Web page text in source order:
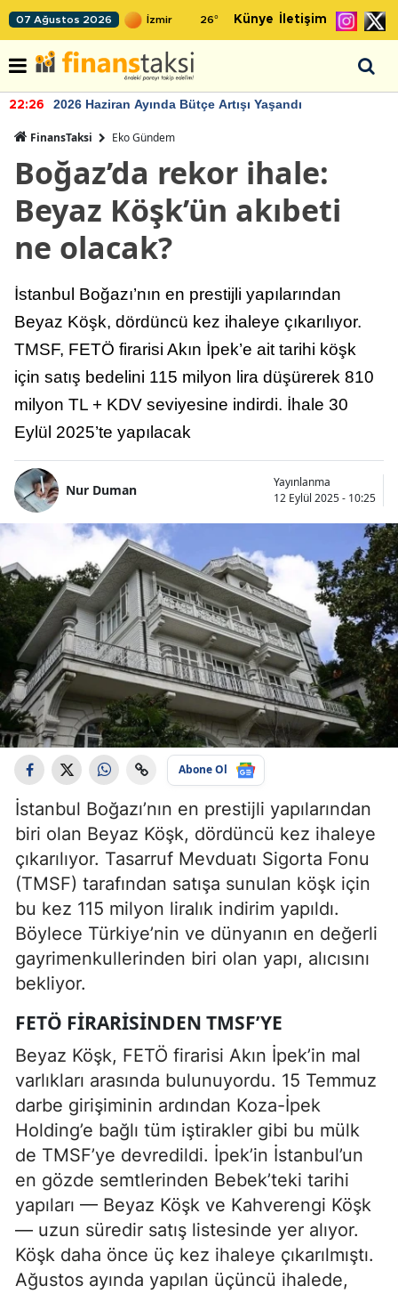
07 Ağustos 2026 26° Künye İletişim
22:26 2026 Haziran Ayında Bütçe Artışı Yaşandı
FinansTaksi Eko Gündem
Boğaz’da rekor ihale:
Beyaz Köşk’ün akıbeti
ne olacak?
İstanbul Boğazı’nın en prestijli yapılarından
Beyaz Köşk, dördüncü kez ihaleye çıkarılıyor.
TMSF, FETÖ firarisi Akın İpek’e ait tarihi köşk
için satış bedelini 115 milyon lira düşürerek 810
milyon TL + KDV seviyesine indirdi. İhale 30
Eylül 2025’te yapılacak
Nur Duman
Yayınlanma
12 Eylül 2025 - 10:25
Abone Ol
İstanbul Boğazı’nın en prestijli yapılarından
biri olan Beyaz Köşk, dördüncü kez ihaleye
çıkarılıyor. Tasarruf Mevduatı Sigorta Fonu
(TMSF) tarafından satışa sunulan köşk için
bu kez 115 milyon liralık indirim yapıldı.
Böylece Türkiye’nin ve dünyanın en değerli
gayrimenkullerinden biri olan yapı, alıcısını
bekliyor.
FETÖ FIRARISINDEN TMSF’YE
Beyaz Köşk, FETÖ firarisi Akın İpek’in mal
varlıkları arasında bulunuyordu. 15 Temmuz
darbe girişiminin ardından Koza-İpek
Holding’e bağlı tüm iştirakler gibi bu mülk
de TMSF’ye devredildi. İpek’in İstanbul’un
en gözde semtlerinden Bebek’teki tarihi
yapıları — Beyaz Köşk ve Kahverengi Köşk
— uzun süredir satış listesinde yer alıyor.
Köşk daha önce üç kez ihaleye çıkarılmıştı.
Ağustos ayında yapılan üçüncü ihalede,